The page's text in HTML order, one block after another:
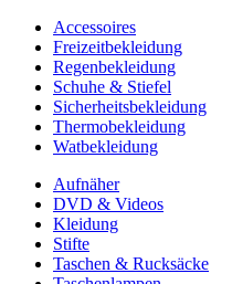
Accessoires
Freizeitbekleidung
Regenbekleidung
Schuhe & Stiefel
Sicherheitsbekleidung
Thermobekleidung
Watbekleidung
Aufnäher
DVD & Videos
Kleidung
Stifte
Taschen & Rucksäcke